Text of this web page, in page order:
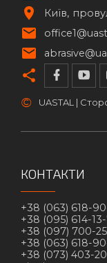
Київ
© UASTAL |
КОНТАКТИ
+38 (063) 618-
+38 (095) 614-
+38 (097) 700-
+38 (063) 618-
+38 (073) 403-